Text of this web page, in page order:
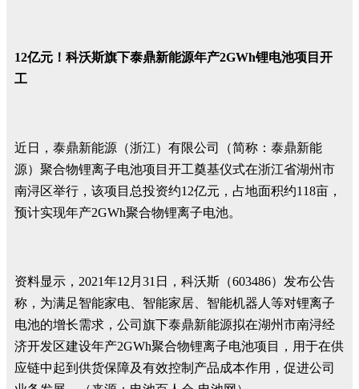
12亿元！科沃斯旗下泰鼎新能源年产2GWh锂电池项目开
工
近日，泰鼎新能源（浙江）有限公司（简称：泰鼎新能
源）聚合物锂离子电池项目开工奠基仪式在浙江省湖州市
南浔区举行，该项目总投资约12亿元，占地面积约118亩，
预计实现年产2GWh聚合物锂离子电池。
资料显示，2021年12月31日，科沃斯（603486）发布公告
称，为满足智能家电、智能家居、智能机器人等对锂离子
电池的增长需求，公司旗下泰鼎新能源拟在湖州市南浔经
济开发区建设年产2GWh聚合物锂离子电池项目，用于在供
应链中起到供货保障及有效控制产品成本作用，促进公司